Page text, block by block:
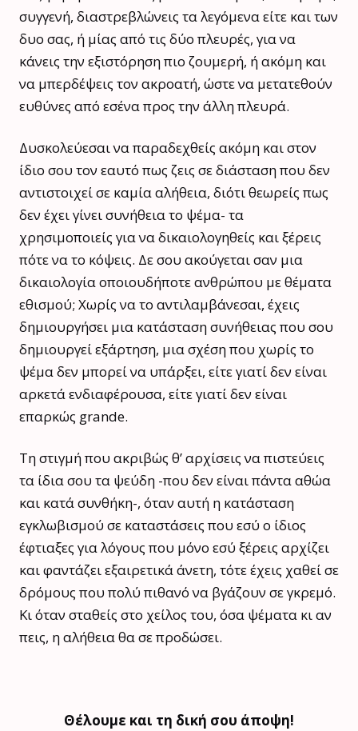
συγγενή, διαστρεβλώνεις τα λεγόμενα είτε και των
δυο σας, ή μίας από τις δύο πλευρές, για να
κάνεις την εξιστόρηση πιο ζουμερή, ή ακόμη και
να μπερδέψεις τον ακροατή, ώστε να μετατεθούν
ευθύνες από εσένα προς την άλλη πλευρά.
Δυσκολεύεσαι να παραδεχθείς ακόμη και στον
ίδιο σου τον εαυτό πως ζεις σε διάσταση που δεν
αντιστοιχεί σε καμία αλήθεια, διότι θεωρείς πως
δεν έχει γίνει συνήθεια το ψέμα- τα
χρησιμοποιείς για να δικαιολογηθείς και ξέρεις
πότε να το κόψεις. Δε σου ακούγεται σαν μια
δικαιολογία οποιουδήποτε ανθρώπου με θέματα
εθισμού; Χωρίς να το αντιλαμβάνεσαι, έχεις
δημιουργήσει μια κατάσταση συνήθειας που σου
δημιουργεί εξάρτηση, μια σχέση που χωρίς το
ψέμα δεν μπορεί να υπάρξει, είτε γιατί δεν είναι
αρκετά ενδιαφέρουσα, είτε γιατί δεν είναι
επαρκώς grande.
Τη στιγμή που ακριβώς θ’ αρχίσεις να πιστεύεις
τα ίδια σου τα ψεύδη -που δεν είναι πάντα αθώα
και κατά συνθήκη-, όταν αυτή η κατάσταση
εγκλωβισμού σε καταστάσεις που εσύ ο ίδιος
έφτιαξες για λόγους που μόνο εσύ ξέρεις αρχίζει
και φαντάζει εξαιρετικά άνετη, τότε έχεις χαθεί σε
δρόμους που πολύ πιθανό να βγάζουν σε γκρεμό.
Κι όταν σταθείς στο χείλος του, όσα ψέματα κι αν
πεις, η αλήθεια θα σε προδώσει.
Θέλουμε και τη δική σου άποψη!